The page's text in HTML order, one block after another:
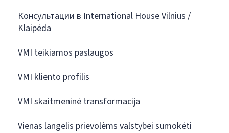
Консультации в International House Vilnius /
Klaipėda
VMI teikiamos paslaugos
VMI kliento profilis
VMI skaitmeninė transformacija
Vienas langelis prievolėms valstybei sumokėti